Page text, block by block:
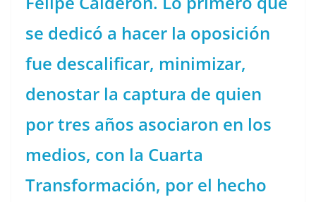
se dedicó a hacer la oposición
fue descalificar, minimizar,
denostar la captura de quien
por tres años asociaron en los
medios, con la Cuarta
Transformación, por el hecho